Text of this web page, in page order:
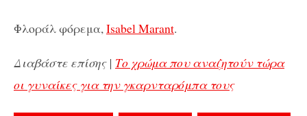
Φλοράλ φόρεμα,Isabel Marant.
Διαβάστε επίσης | Το χρώμα που αναζητούν τώρα
οι γυναίκες για την γκαρνταρόμπα τους